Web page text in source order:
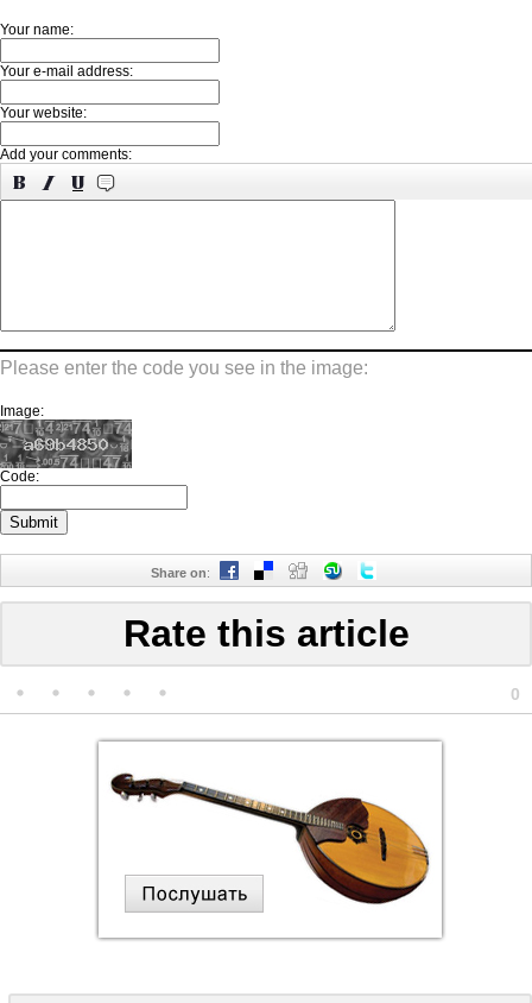
Your name:
Your e-mail address:
Your website:
Add your comments:
Please enter the code you see in the image:
Image:
Code:
Share on:
Rate this article
0